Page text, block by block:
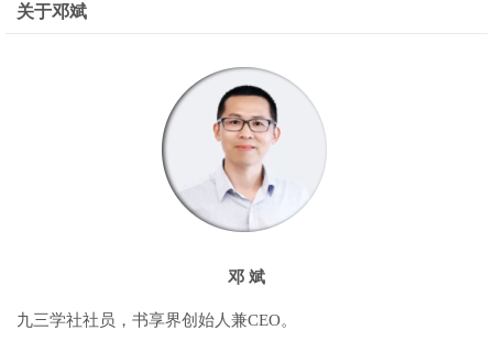
关于邓斌
邓 斌
九三学社社员，书享界创始人兼CEO。